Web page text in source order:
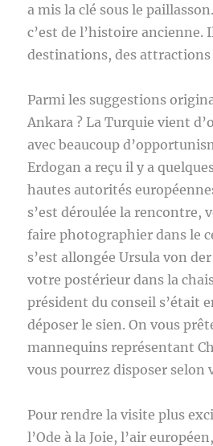
a mis la clé sous le
c’est de l’histoire ancienne.
destinations, des attractions
Parmi les suggestions
Ankara ? La Turquie vient
avec beaucoup
Erdogan a reçu il y a
hautes autorités
s’est déroulée la rencontre,
faire photographier dans le
s’est allongée Ursula von
votre postérieur dans la
président du conseil s’était
déposer le sien. On vous
mannequins représentant
vous pourrez disposer
Pour rendre la visite plus
l’Ode à la Joie, l’air